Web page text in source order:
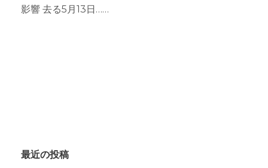
影響 去る5月13日……
最近の投稿